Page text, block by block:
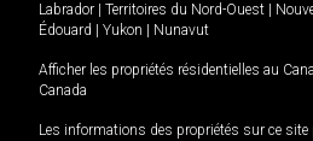
Labrador
Territoires du Nord-Ouest
Édouard
Yukon Nunavut
Afficher les propriétés résidentielles au
Canada
Les informations des propriétés sur ce